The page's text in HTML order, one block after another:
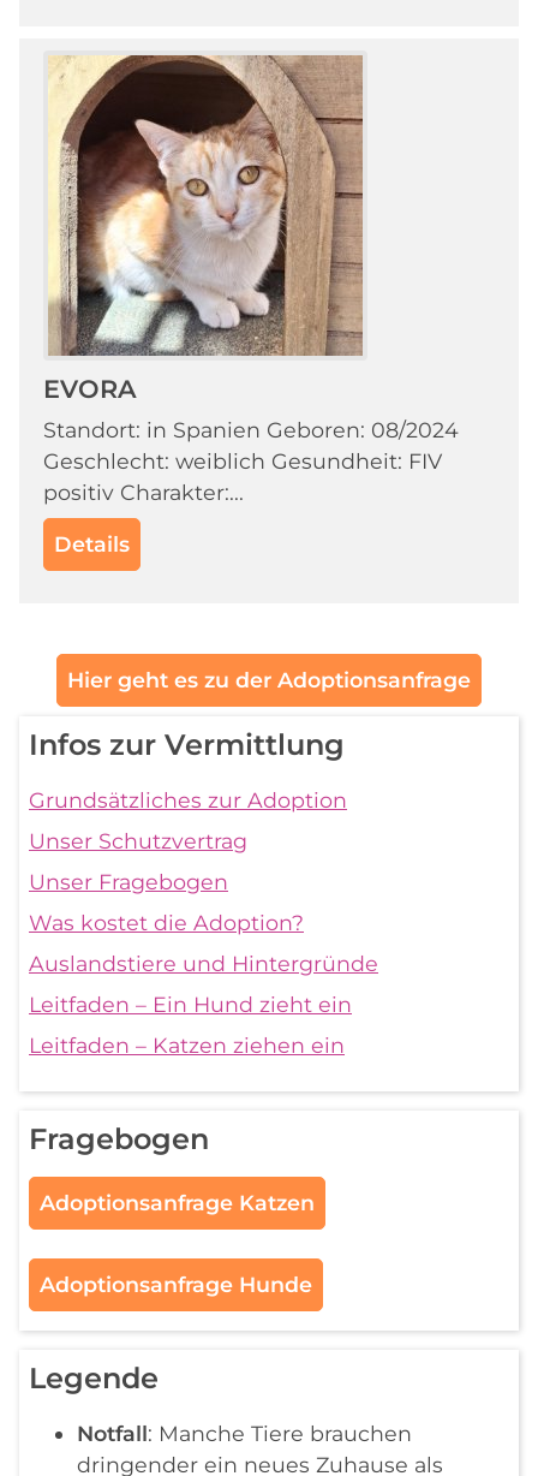
EVORA
Standort: in Spanien Geboren: 08/2024
Geschlecht: weiblich Gesundheit: FIV
positiv Charakter:...
Details
Hier geht es zu der Adoptionsanfrage
Infos zur Vermittlung
Grundsätzliches zur Adoption
Unser Schutzvertrag
Unser Fragebogen
Was kostet die Adoption?
Auslandstiere und Hintergründe
Leitfaden – Ein Hund zieht ein
Leitfaden – Katzen ziehen ein
Fragebogen
Adoptionsanfrage Katzen
Adoptionsanfrage Hunde
Legende
Notfall: Manche Tiere brauchen
dringender ein neues Zuhause als